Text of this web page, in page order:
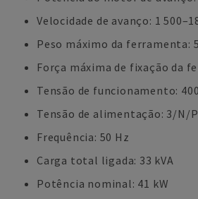
Velocidade de avanço: 1
Peso máximo da ferramenta:
Força máxima de fixação da
Tensão de funcionamento:
Tensão de alimentação: 3/N/
Frequência: 50 Hz
Carga total ligada: 33 kVA
Potência nominal: 41 kW